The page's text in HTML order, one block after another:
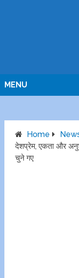
MENU
Home
देशप्रेम, एकता और
चुने गए